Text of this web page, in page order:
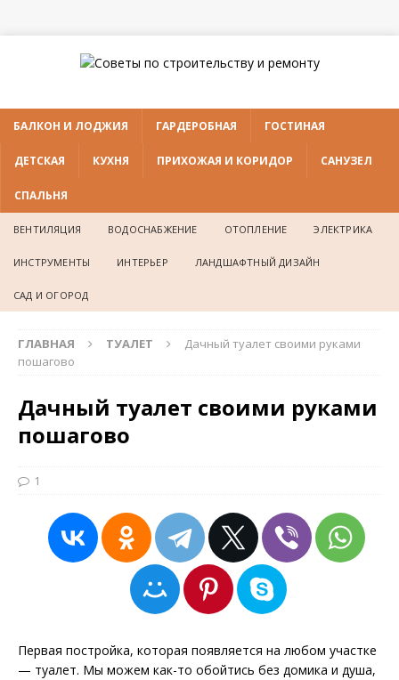
БАЛКОН И ЛОДЖИЯ ГАРДЕРОБНАЯ ГОСТИНАЯ
ДЕТСКАЯ КУХНЯ ПРИХОЖАЯ И КОРИДОР САНУЗЕЛ
СПАЛЬНЯ
ВЕНТИЛЯЦИЯ ВОДОСНАБЖЕНИЕ ОТОПЛЕНИЕ ЭЛЕКТРИКА
ИНСТРУМЕНТЫ ИНТЕРЬЕР ЛАНДШАФТНЫЙ ДИЗАЙН
САД И ОГОРОД
ГЛАВНАЯ ТУАЛЕТ
Дачный туалет своими руками
пошагово
Дачный туалет своими руками
пошагово
1
Первая постройка, которая появляется на любом участке
— туалет. Мы можем как-то обойтись без домика и душа,